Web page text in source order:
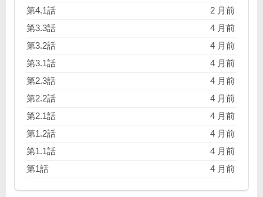
第4.1話
2 月前
第3.3話
4 月前
第3.2話
4 月前
第3.1話
4 月前
第2.3話
4 月前
第2.2話
4 月前
第2.1話
4 月前
第1.2話
4 月前
第1.1話
4 月前
第1話
4 月前